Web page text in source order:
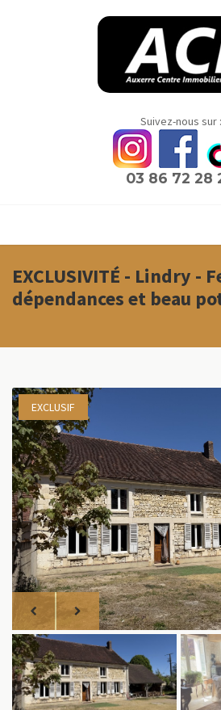
Suivez-nous sur :
03 86 72 28
EXCLUSIVITÉ - Lindry -
dépendances et beau
EXCLUSIF